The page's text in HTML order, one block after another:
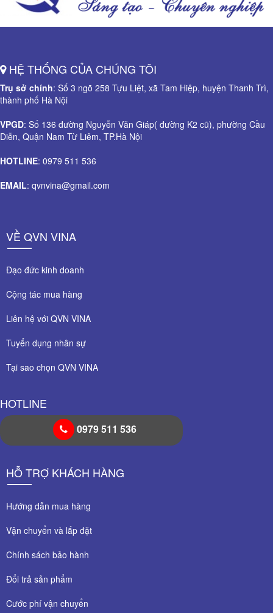
HỆ THỐNG CỦA CHÚNG TÔI
Trụ sở chính: Số 3 ngõ 258 Tựu Liệt, xã Tam Hiệp, huyện Thanh Trì,
thành phố Hà Nội
VPGD: Số 136 đường Nguyễn Văn Giáp( đường K2 cũ), phường Cầu
Diễn, Quận Nam Từ Liêm, TP.Hà Nội
HOTLINE: 0979 511 536
EMAIL: qvnvina@gmail.com
VỀ QVN VINA
Đạo đức kinh doanh
Cộng tác mua hàng
Liên hệ với QVN VINA
Tuyển dụng nhân sự
Tại sao chọn QVN VINA
HOTLINE
0979 511 536
HỖ TRỢ KHÁCH HÀNG
Hướng dẫn mua hàng
Vận chuyển và lắp đặt
Chính sách bảo hành
Đổi trả sản phẩm
Cước phí vận chuyển